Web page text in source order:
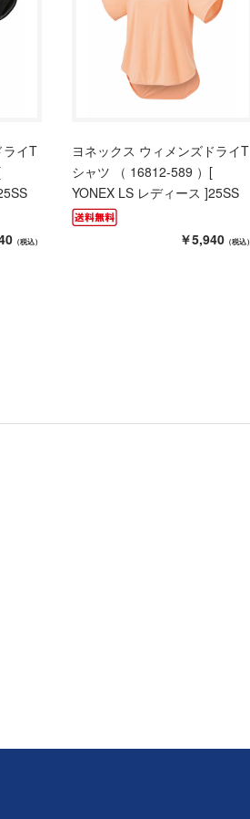
ライT
（税込）
ヨネックス ウィメンズドライT
シャツ （ 16812-589 ）[
YONEX LS レディース ]25SS
￥5,940 （税込）